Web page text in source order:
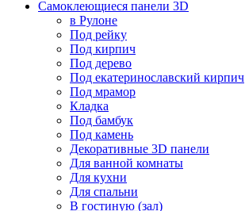
Самоклеющиеся панели 3D
в Рулоне
Под рейку
Под кирпич
Под дерево
Под екатеринославский кирпич
Под мрамор
Кладка
Под бамбук
Под камень
Декоративные 3D панели
Для ванной комнаты
Для кухни
Для спальни
В гостиную (зал)